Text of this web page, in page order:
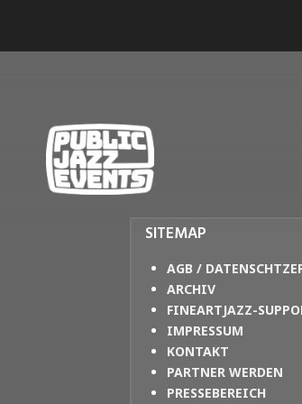
SITEMAP
AGB /
ARCHIV
FINEARTJAZZ-
IMPRESSUM
KONTAKT
PARTNER WERDEN
PRESSEBEREICH